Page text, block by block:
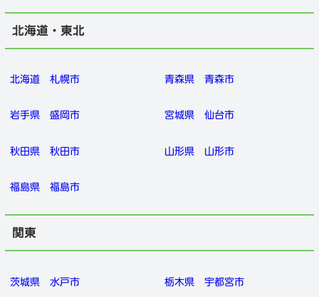
北海道・東北
北海道 札幌市 青森県 青森市
岩手県 盛岡市 宮城県 仙台市
秋田県 秋田市 山形県 山形市
福島県 福島市
関東
茨城県 水戸市 栃木県 宇都宮市